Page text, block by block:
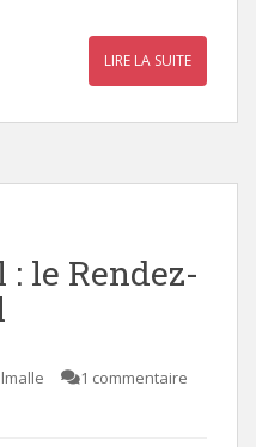
LIRE LA SUITE
: le Rendez-
1 commentaire